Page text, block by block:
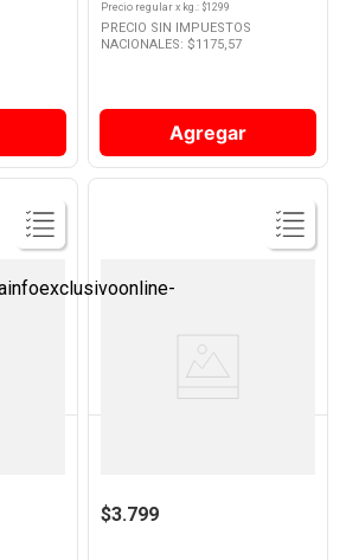
Precio regularx kg. : $1299
PRECIO SIN IMPUESTOS
NACIONALES: $1175,57
Agregar
Producto
$3.799